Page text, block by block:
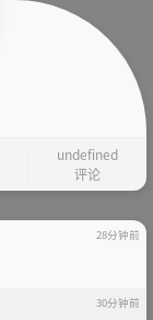
undefined
评论
28分钟前
30分钟前